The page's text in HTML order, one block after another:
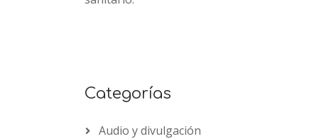
Categorías
Audio y divulgación